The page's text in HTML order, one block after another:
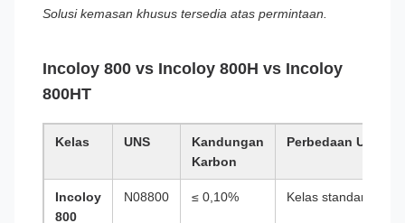
Solusi kemasan khusus tersedia atas permintaan.
Incoloy 800 vs Incoloy 800H vs Incoloy
800HT
Kelas UNS
Kandungan
Karbon
Perbedaan Utama
Incoloy
800
N08800 ≤ 0,10% Kelas standar